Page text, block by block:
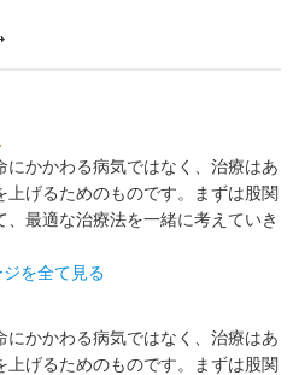
にかかわる病気ではなく、治療はあ
上げるためのものです。まずは股関
、最適な治療法を一緒に考えていき
を全て見る
にかかわる病気ではなく、治療はあ
上げるためのものです。まずは股関